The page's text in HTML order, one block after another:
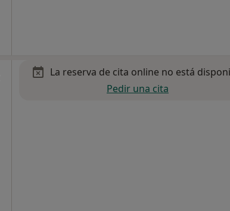
La reserva de cita online no está
Pedir una cita